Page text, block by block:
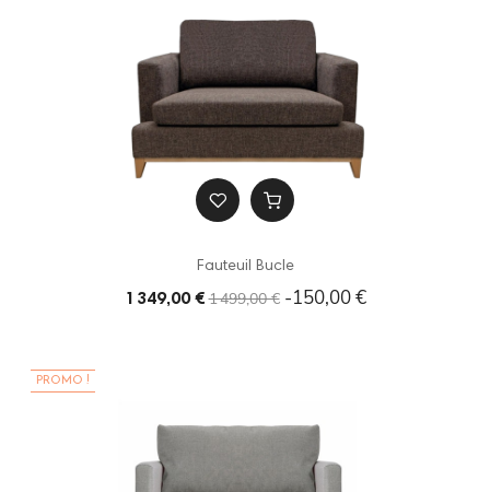
Fauteuil Bucle
1 349,00 € 1 499,00 € -150,00 €
PROMO !